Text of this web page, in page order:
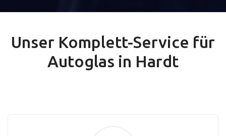
Unser Komplett-Service für
Autoglas in Hardt